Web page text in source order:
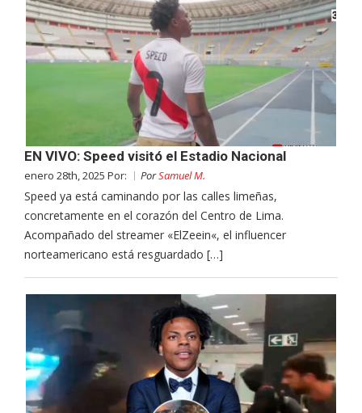
EN VIVO: Speed visitó el Estadio Nacional
enero 28th, 2025 Por: PorSamuel M.
Speed ya está caminando por las calles limeñas,
concretamente en el corazón del Centro de Lima.
Acompañado del streamer «ElZeein«, el influencer
norteamericano está resguardado […]